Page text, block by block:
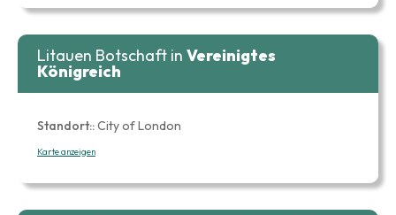
Litauen Botschaft in Vereinigtes
Königreich
Standort::City of London
Karte anzeigen